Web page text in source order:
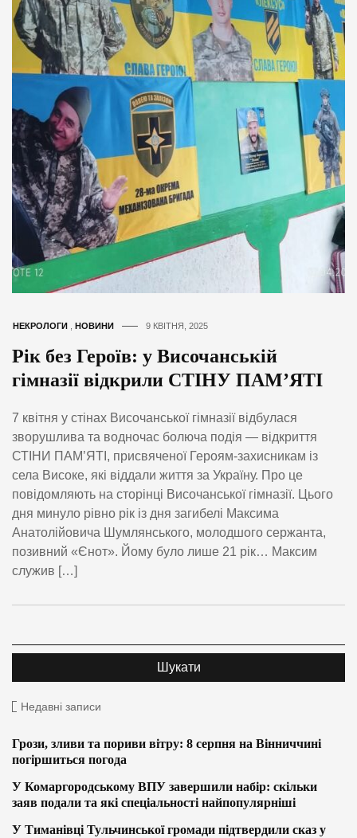
НЕКРОЛОГИ НОВИНИ 9 КВІТНЯ, 2025
Рік без Героїв: у Височанській
гімназії відкрили СТІНУ ПАМ’ЯТІ
7 квітня у стінах Височанської гімназії відбулася
зворушлива та водночас болюча подія — відкриття
СТІНИ ПАМ’ЯТІ, присвяченої Героям-захисникам із
села Високе, які віддали життя за Україну. Про це
повідомляють на сторінці Височанської гімназії. Цього
дня минуло рівно рік із дня загибелі Максима
Анатолійовича Шумлянського, молодшого сержанта,
позивний «Єнот». Йому було лише 21 рік… Максим
служив […]
Недавні записи
Грози, зливи та пориви вітру: 8 серпня на Вінниччині
погіршиться погода
У Комаргородському ВПУ завершили набір: скільки
заяв подали та які спеціальності найпопулярніші
У Тиманівці Тульчинської громади підтвердили сказ у